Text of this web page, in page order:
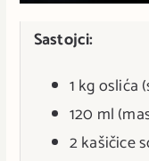
Sastojci:
1 kg oslića
120 ml
2 kašičice